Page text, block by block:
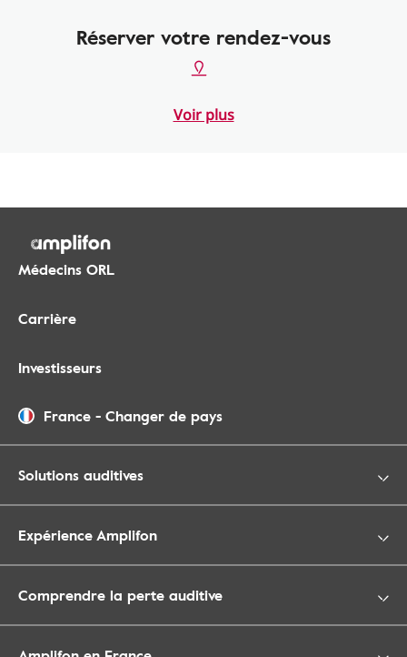
Réserver votre rendez-vous
Voir plus
Médecins ORL
Carrière
Investisseurs
France - Changer de pays
Solutions auditives
Expérience Amplifon
Comprendre la perte auditive